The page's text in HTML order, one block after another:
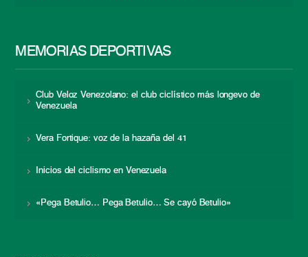
MEMORIAS DEPORTIVAS
Club Veloz Venezolano: el club ciclístico más longevo de
Venezuela
Vera Fortique: voz de la hazaña del 41
Inicios del ciclismo en Venezuela
«Pega Betulio… Pega Betulio… Se cayó Betulio»